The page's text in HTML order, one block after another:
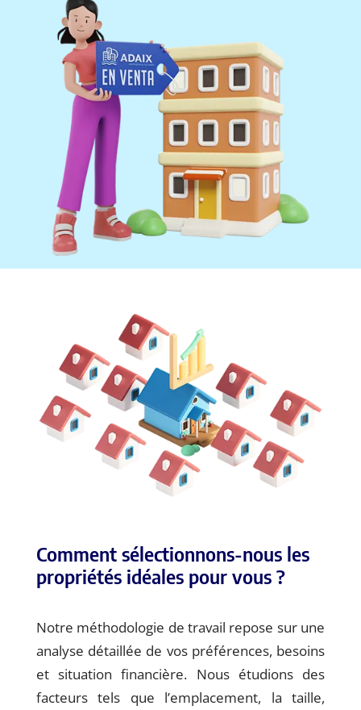
Comment sélectionnons-nous les
propriétés idéales pour vous ?
Notre méthodologie de travail repose sur une
analyse détaillée de vos préférences, besoins
et situation financière. Nous étudions des
facteurs tels que l’emplacement, la taille,